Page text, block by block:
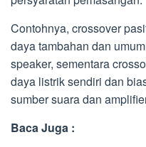
Contohnya, crossover
daya tambahan dan
speaker, sementara
daya listrik sendiri dan
sumber suara dan
Baca Juga :